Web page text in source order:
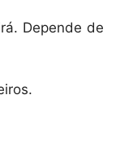
Depende de